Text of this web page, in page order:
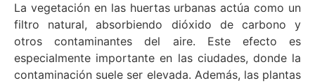
La vegetación en las huertas urbanas actúa como un
filtro natural, absorbiendo dióxido de carbono y
otros contaminantes del aire. Este efecto es
especialmente importante en las ciudades, donde la
contaminación suele ser elevada. Además, las plantas